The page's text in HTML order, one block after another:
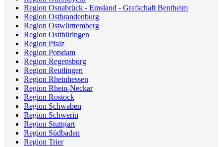
Region Osnabrück - Emsland - Grafschaft Bentheim
Region Ostbrandenburg
Region Ostwürttemberg
Region Ostthüringen
Region Pfalz
Region Potsdam
Region Regensburg
Region Reutlingen
Region Rheinhessen
Region Rhein-Neckar
Region Rostock
Region Schwaben
Region Schwerin
Region Stuttgart
Region Südbaden
Region Trier